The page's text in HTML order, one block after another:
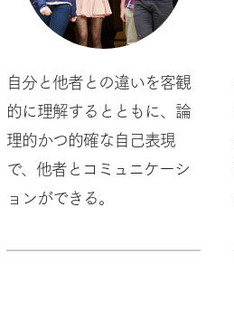
自分と他者との違いを客観
的に理解するとともに、論
理的かつ的確な自己表現
で、他者とコミュニケーシ
ョンができる。